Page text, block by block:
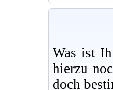
Was ist
hierzu
doch